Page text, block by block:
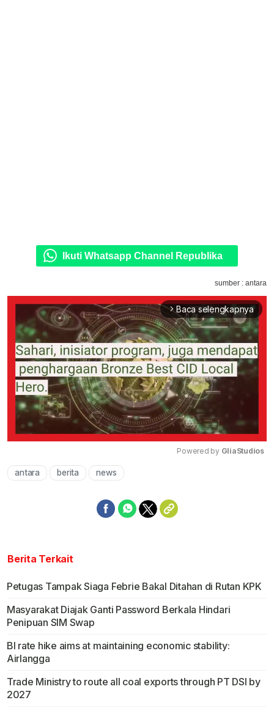
Ikuti Whatsapp Channel Republika
sumber : antara
arrow_forward_ios Baca selengkapnya
Powered by GliaStudios
antara berita news
Berita Terkait
Petugas Tampak Siaga Febrie Bakal Ditahan di Rutan KPK
Masyarakat Diajak Ganti Password Berkala Hindari
Penipuan SIM Swap
BI rate hike aims at maintaining economic stability:
Airlangga
Trade Ministry to route all coal exports through PT DSI by
2027